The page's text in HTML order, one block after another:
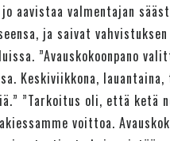
valmentajan
ja saivat vahvistuksen
”Avauskokoonpano
Keskiviikkona,
”Tarkoitus oli, että ketä
voittoa.